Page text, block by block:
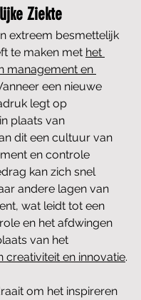
Ziekte
extreem besmettelijk
te maken met het
management en
een nieuwe
legt op
plaats van
dit een cultuur van
en controle
kan zich snel
andere lagen van
wat leidt tot een
en het afdwingen
van het
creativiteit en innovatie.
om het inspireren